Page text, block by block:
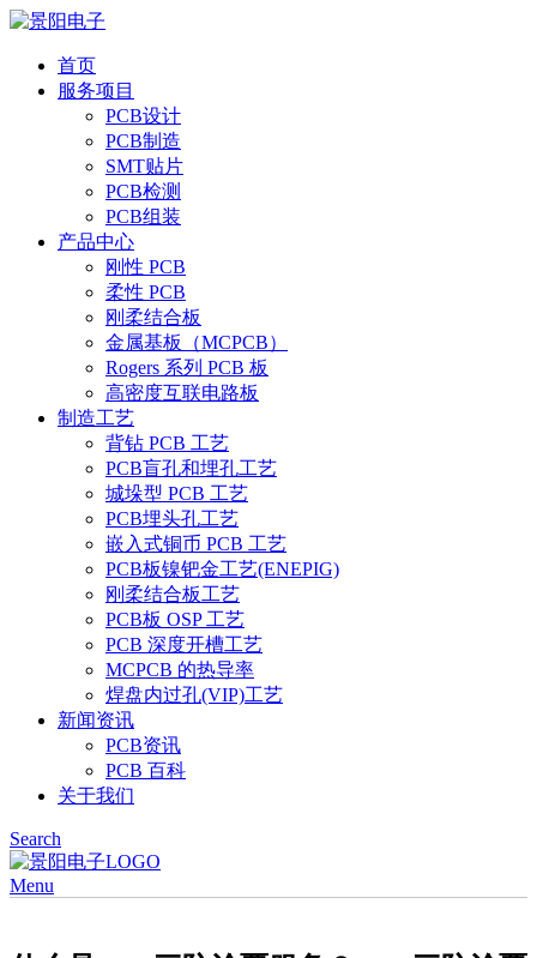
首页
服务项目
PCB设计
PCB制造
SMT贴片
PCB检测
PCB组装
产品中心
刚性 PCB
柔性 PCB
刚柔结合板
金属基板（MCPCB）
Rogers 系列 PCB 板
高密度互联电路板
制造工艺
背钻 PCB 工艺
PCB盲孔和埋孔工艺
城垛型 PCB 工艺
PCB埋头孔工艺
嵌入式铜币 PCB 工艺
PCB板镍钯金工艺(ENEPIG)
刚柔结合板工艺
PCB板 OSP 工艺
PCB 深度开槽工艺
MCPCB 的热导率
焊盘内过孔(VIP)工艺
新闻资讯
PCB资讯
PCB 百科
关于我们
Search
Menu